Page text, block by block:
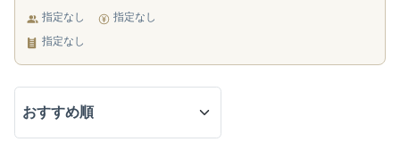
指定なし
指定なし
指定なし